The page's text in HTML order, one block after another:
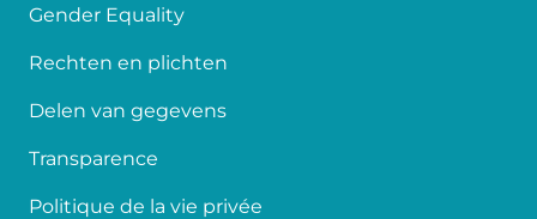
Gender Equality
Rechten en plichten
Delen van gegevens
Transparence
Politique de la vie privée